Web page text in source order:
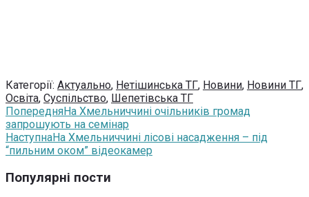
Категорії: Актуально, Нетішинська ТГ, Новини, Новини ТГ,
Освіта, Суспільство, Шепетівська ТГ
ПопередняНа Хмельниччині очільників громад
запрошують на семінар
НаступнаНа Хмельниччині лісові насадження – під
“пильним оком” відеокамер
Популярні пости